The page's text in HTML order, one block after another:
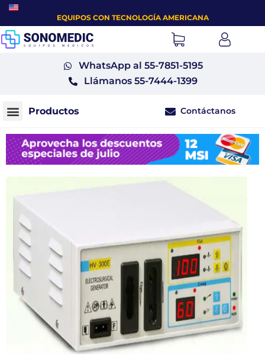
EQUIPOS CON TECNOLOGÍA AMERICANA
WhatsApp al 55-7851-5195
Llámanos 55-7444-1399
Contáctanos